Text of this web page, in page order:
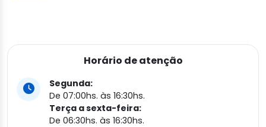
Horário de atenção
Segunda:
De 07:00hs. às 16:30hs.
Terça a sexta-feira:
De 06:30hs. às 16:30hs.